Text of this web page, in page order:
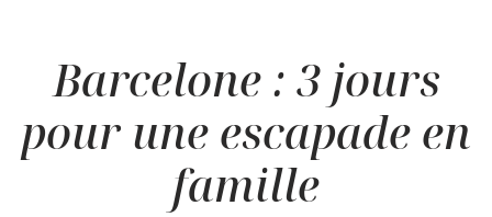
Barcelone : 3 jours
pour une escapade en
famille